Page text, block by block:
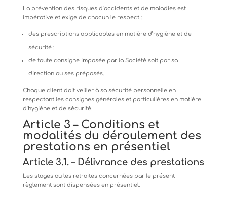
La prévention des risques d’accidents et de maladies est
impérative et exige de chacun le respect :
des prescriptions applicables en matière d’hygiène et de
sécurité ;
de toute consigne imposée par la Société soit par sa
direction ou ses préposés.
Chaque client doit veiller à sa sécurité personnelle en
respectant les consignes générales et particulières en matière
d’hygiène et de sécurité.
Article 3 – Conditions et
modalités du déroulement des
prestations en présentiel
Article 3.1. – Délivrance des prestations
Les stages ou les retraites concernées par le présent
règlement sont dispensées en présentiel.